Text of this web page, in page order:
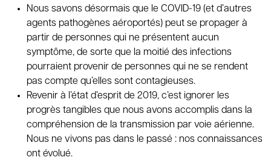
Nous savons désormais que le COVID-19 (et d’autres
agents pathogènes aéroportés) peut se propager à
partir de personnes qui ne présentent aucun
symptôme, de sorte que la moitié des infections
pourraient provenir de personnes qui ne se rendent
pas compte qu’elles sont contagieuses.
Revenir à l’état d’esprit de 2019, c’est ignorer les
progrès tangibles que nous avons accomplis dans la
compréhension de la transmission par voie aérienne.
Nous ne vivons pas dans le passé : nos connaissances
ont évolué.